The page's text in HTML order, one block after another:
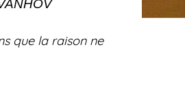
que la raison ne